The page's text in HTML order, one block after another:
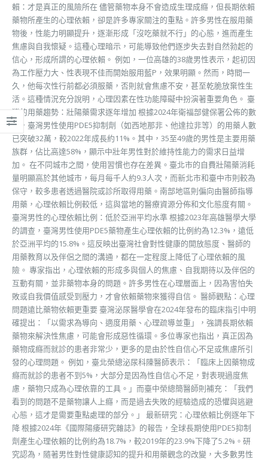
賴：才是真正的風險所在 儘管藥物本身不會造成生理成癮，但長期依賴
藥物所產生的心理依賴，卻是許多專家關注的重點。許多男性在服用藥
物後，性能力明顯提升，逐漸形成「沒吃藥就不行」的心態，進而產生
焦慮與自我懷疑。這種心理暗示，可能導致他們逐步失去對自然勃起的
信心，形成所謂的心理依賴。 例如，一位高雄的38歲男性表示，起初因
為工作壓力大、性表現不佳而開始服用藍P，效果明顯。然而，時間一
久，他每次性行前都必須服藥，否則就會焦慮不安，甚至乾脆放棄性生
活。這種情況充分說明，心理因素在性功能障礙中扮演著重要角色。 臺
灣的用藥趨勢：壯陽藥需求逐年增加 根據2024年衛福部健保署公佈的數
據，臺灣男性使用PDE5抑制劑（如西地那非、他達拉非等）的用藥人數
已突破32萬，較2022年成長約11%。其中，35至49歲的男性是主要用藥
族群，佔比高達58%，顯示中壯年男性對於維持性能力的需求日益增
加。 在不同城市之間，使用習慣也存在差異。臺北市的自費壯陽藥消耗
量明顯高於其他城市，每月每千人約9.3人次，而新北市和臺中市則較為
保守，較多患者透過醫院或診所取得用藥。南部地區則偏向由醫師指導
用藥，心理依賴比例較低，這與當地的醫療資源分佈和文化態度有關。
臺灣男性的心理依賴比例：低於亞洲平均水準 根據2023年高雄醫學大學
的調查，臺灣男性使用PDE5藥物產生心理依賴的比例約為12.3%，遠低
於亞洲平均的15.8%。這反映出臺灣社會對性健康的開放態度、醫師的
用藥教育以及伴侶之間的溝通，都在一定程度上降低了心理依賴的風
險。 專家指出，心理依賴的形成多與個人的焦慮、自我期待以及伴侶的
互動有關，並非藥物本身的問題。許多男性在心理層面上，因為害怕失
敗或自我價值感受到壓力，才會依賴藥物來獲得自信。 醫師觀點：心理
問題遠比藥物依賴更重要 臺灣泌尿醫學會在2024年發布的臨床指引中明
確提出：「以需求為導向、適度用藥、心理疏導並重」，強調長期依賴
藥物來解決性焦慮，可能會形成惡性循環。多位專家也指出，真正因為
藥物成癮而就診的患者非常少，更多的是由於性自信心不足或焦慮所引
發的心理問題。 例如，臺北榮總泌尿科陳醫師表示：「臨床上因藥物成
癮而就診的患者不到5%，大部分是因為性自信心不足，對表現過度焦
慮，藥物只成為心理依靠的工具。」而臺中榮總簡醫師則補充：「我們
看到的問題不是藥物讓人上癮，而是過去失敗的經驗造成的恐懼與逃避
心態，這才是需要重點處理的部分。」 最新研究：心理依賴比例逐年下
降 根據2024年《國際陽痿研究雜誌》的報告，全球長期使用PDE5抑制
劑產生心理依賴的比例約為18.7%，較2019年的23.9%下降了5.2%。研
究認為，隨著男性對性健康認知的提升和用藥觀念的改變，大多數男性